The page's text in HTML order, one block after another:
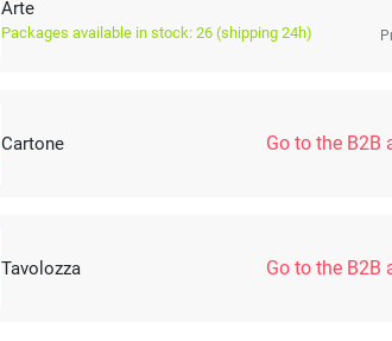
Arte
Packages available in stock: 26 (shipping 24h)
Cartone Go to the B2B
Tavolozza Go to the B2B